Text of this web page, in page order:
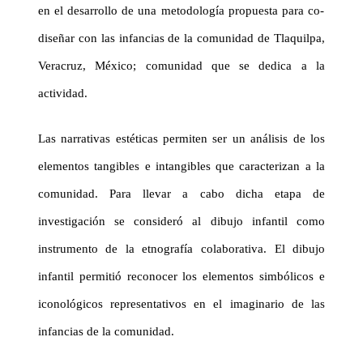
en el desarrollo de una metodología propuesta para co-
diseñarcon las infancias de la comunidad deTlaquilpa,
Veracruz, México; comunidad que se dedica a la
actividad.
Las narrativas estéticas permiten ser un análisis de los
elementos tangibles e intangibles que caracterizan a la
comunidad. Para llevar a cabo dicha etapa de
investigación se consideró al dibujo infantil como
instrumento de la etnografía colaborativa. El dibujo
infantil permitió reconocer los elementos simbólicos e
iconológicos representativos en el imaginario de las
infancias de la comunidad.